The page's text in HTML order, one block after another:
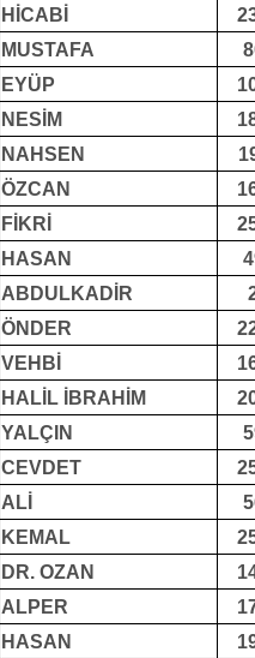
HİCABİ
MUSTAFA
EYÜP
NESİM
NAHSEN
ÖZCAN
FİKRİ
HASAN
ABDULKADİR
ÖNDER
VEHBİ
HALİL İBRAHİM
YALÇIN
CEVDET
ALİ
KEMAL
DR. OZAN
ALPER
HASAN